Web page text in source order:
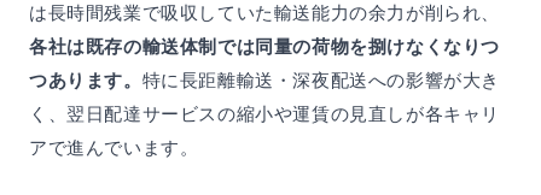
は長時間残業で吸収していた輸送能力の余力が削られ、
各社は既存の輸送体制では同量の荷物を捌けなくなりつ
つあります。 特に長距離輸送・深夜配送への影響が大き
く、翌日配達サービスの縮小や運賃の見直しが各キャリ
アで進んでいます。